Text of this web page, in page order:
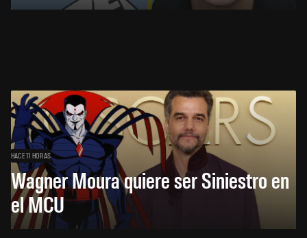
HACE 11 HORAS
Wagner Moura quiere ser Siniestro en
el MCU